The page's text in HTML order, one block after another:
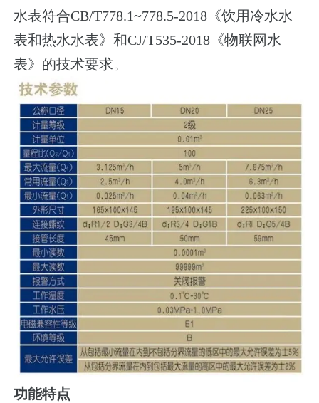
水表符合CB/T778.1~778.5-2018《饮用冷水水
表和热水水表》和CJ/T535-2018《物联网水
表》的技术要求。
功能特点